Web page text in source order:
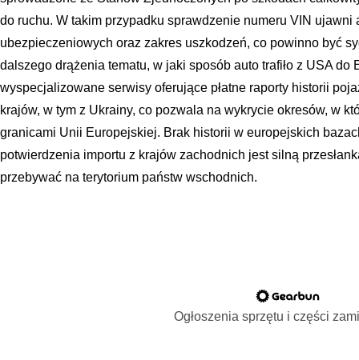
do ruchu. W takim przypadku sprawdzenie numeru VIN
ubezpieczeniowych oraz zakres uszkodzeń, co powinno być
dalszego drążenia tematu, w jaki sposób auto trafiło z USA
wyspecjalizowane serwisy oferujące płatne raporty historii
krajów, w tym z Ukrainy, co pozwala na wykrycie okresów, w
granicami Unii Europejskiej. Brak historii w europejskich
potwierdzenia importu z krajów zachodnich jest silną
przebywać na terytorium państw wschodnich.
Ogłoszenia sprzętu i części